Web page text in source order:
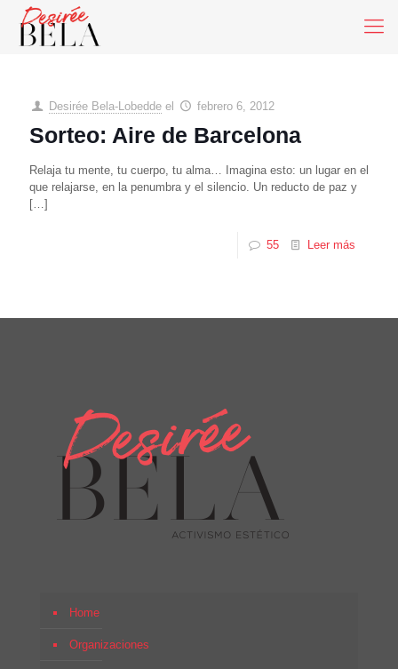
Desirée Bela-Lobedde el febrero 6, 2012
Sorteo: Aire de Barcelona
Relaja tu mente, tu cuerpo, tu alma… Imagina esto: un lugar en el
que relajarse, en la penumbra y el silencio. Un reducto de paz y
[…]
55 Leer más
Home
Organizaciones